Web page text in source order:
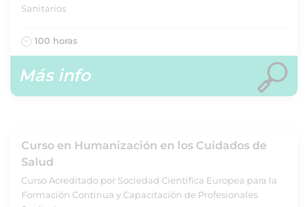
Sanitarios
100 horas
Más info
Curso en Humanización en los Cuidados de
Salud
Curso Acreditado por Sociedad Científica Europea para la
Formación Continua y Capacitación de Profesionales